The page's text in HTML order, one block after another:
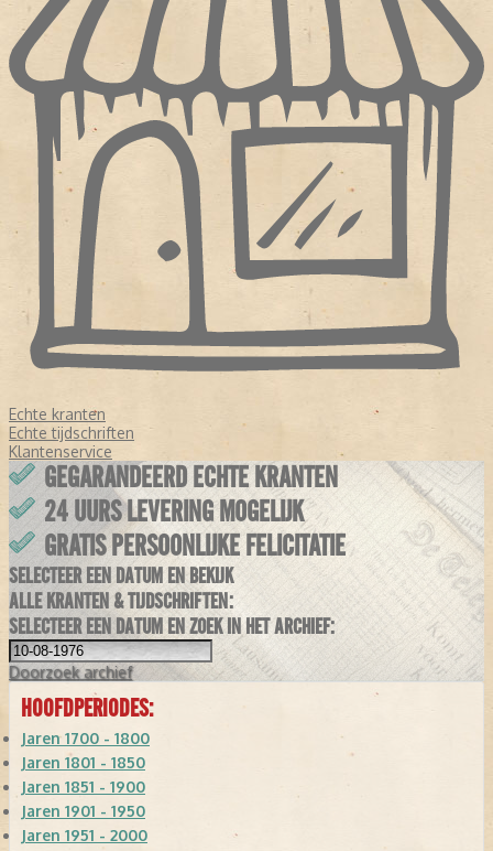
Echte kranten
Echte tijdschriften
Klantenservice
GEGARANDEERD ECHTE KRANTEN
24 UURS LEVERING MOGELIJK
GRATIS PERSOONLIJKE FELICITATIE
SELECTEER EEN DATUM EN BEKIJK
ALLE KRANTEN & TIJDSCHRIFTEN:
SELECTEER EEN DATUM EN ZOEK IN HET ARCHIEF:
Doorzoek archief
HOOFDPERIODES:
Jaren 1700 - 1800
Jaren 1801 - 1850
Jaren 1851 - 1900
Jaren 1901 - 1950
Jaren 1951 - 2000